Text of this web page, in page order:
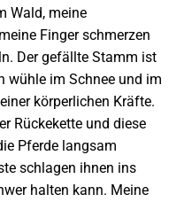
Wald, meine
Finger schmerzen
Der gefällte Stamm ist
wühle im Schnee und im
körperlichen Kräfte.
Rückekette und diese
Pferde langsam
schlagen ihnen ins
halten kann. Meine